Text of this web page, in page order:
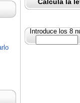
Introduce los 8